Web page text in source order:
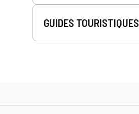
GUIDES TOURISTIQUES